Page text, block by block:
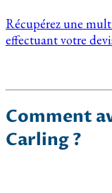
Récupérez une
effectuant votre
Comment
Carling ?